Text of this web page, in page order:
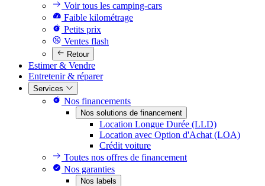
Voir tous les camping-cars
Faible kilométrage
Petits prix
Ventes flash
Retour
Estimer & Vendre
Entretenir & réparer
Services
Nos financements
Nos solutions de financement
Location Longue Durée (LLD)
Location avec Option d'Achat (LOA)
Crédit voiture
Toutes nos offres de financement
Nos garanties
Nos labels